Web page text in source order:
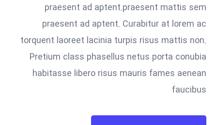
praesent ad aptent.praesent mattis sem
praesent ad aptent. Curabitur at lorem ac
torquent laoreet lacinia turpis risus mattis non.
Pretium class phasellus netus porta conubia
habitasse libero risus mauris fames aenean
faucibus